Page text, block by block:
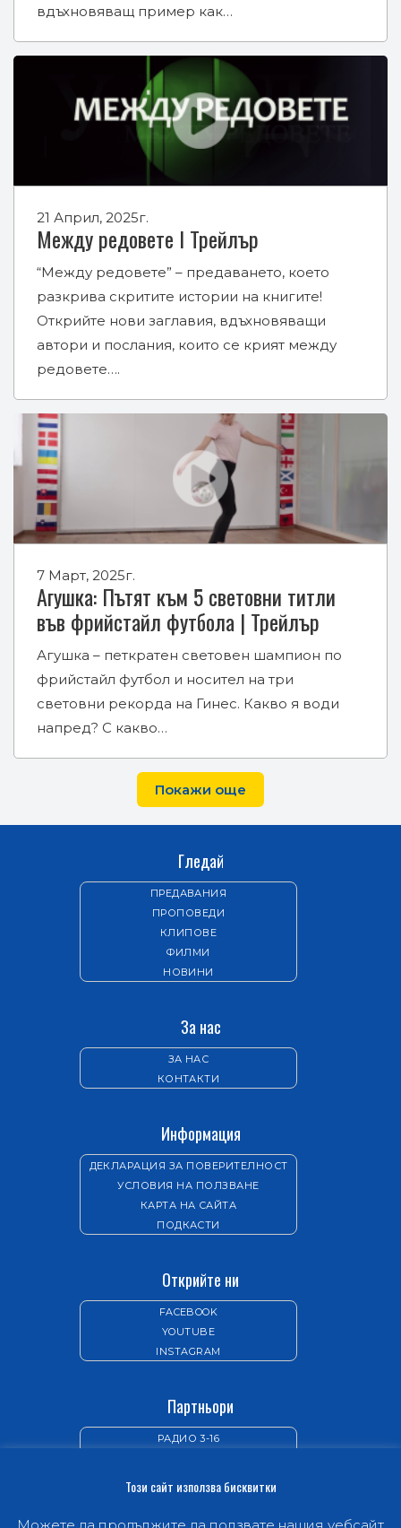
вдъхновяващ пример как…
21 Април, 2025г.
Между редовете I Трейлър
“Между редовете” – предаването, което
разкрива скритите истории на книгите!
Открийте нови заглавия, вдъхновяващи
автори и послания, които се крият между
редовете….
7 Март, 2025г.
Агушка: Пътят към 5 световни титли
във фрийстайл футбола | Трейлър
Агушка – петкратен световен шампион по
фрийстайл футбол и носител на три
световни рекорда на Гинес. Какво я води
напред? С какво…
Покажи още
Гледай
ПРЕДАВАНИЯ
ПРОПОВЕДИ
КЛИПОВЕ
ФИЛМИ
НОВИНИ
За нас
ЗА НАС
КОНТАКТИ
Информация
ДЕКЛАРАЦИЯ ЗА ПОВЕРИТЕЛНОСТ
УСЛОВИЯ НА ПОЛЗВАНЕ
КАРТА НА САЙТА
ПОДКАСТИ
Открийте ни
FACEBOOK
YOUTUBE
INSTAGRAM
Партньори
РАДИО 3-16
Този сайт използва бисквитки